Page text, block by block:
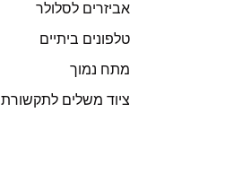
אביזרים לסלולר
טלפונים ביתיים
מתח נמוך
ציוד משלים לתקשורת